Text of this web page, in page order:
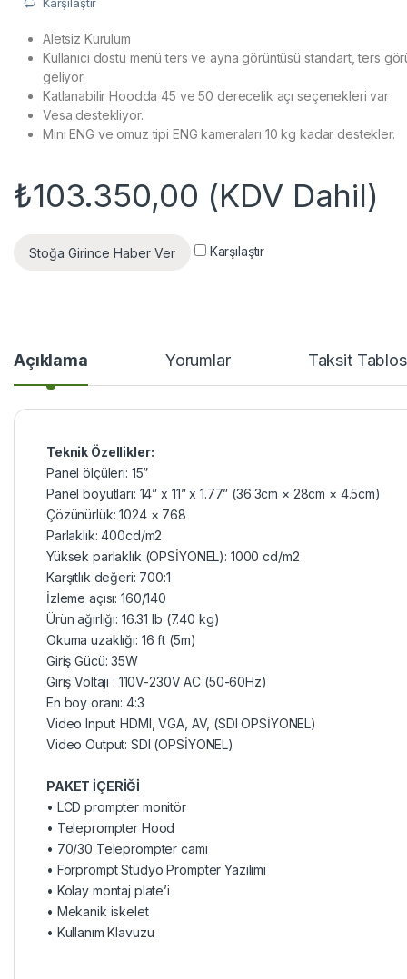
Aletsiz Kurulum
Kullanıcı dostu menü ters ve ayna görüntüsü standart, ters
geliyor.
Katlanabilir Hoodda 45 ve 50 derecelik açı seçenekleri var
Vesa destekliyor.
Mini ENG ve omuz tipi ENG kameraları 10 kg kadar destekler.
₺103.350,00 (KDV Dahil)
Stoğa Girince Haber Ver Karşılaştır
Açıklama Yorumlar Taksit
Teknik Özellikler:
Panel ölçüleri: 15”
Panel boyutları: 14” x 11” x 1.77” (36.3cm × 28cm × 4.5cm)
Çözünürlük: 1024 × 768
Parlaklık: 400cd/m2
Yüksek parlaklık (OPSİYONEL): 1000 cd/m2
Karşıtlık değeri: 700:1
İzleme açısı: 160/140
Ürün ağırlığı: 16.31 lb (7.40 kg)
Okuma uzaklığı: 16 ft (5m)
Giriş Gücü: 35W
Giriş Voltajı : 110V-230V AC (50-60Hz)
En boy oranı: 4:3
Video Input: HDMI, VGA, AV, (SDI OPSİYONEL)
Video Output: SDI (OPSİYONEL)
PAKET İÇERİĞİ
• LCD prompter monitör
• Teleprompter Hood
• 70/30 Teleprompter camı
• Forprompt Stüdyo Prompter Yazılımı
• Kolay montaj plate’i
• Mekanik iskelet
• Kullanım Klavuzu